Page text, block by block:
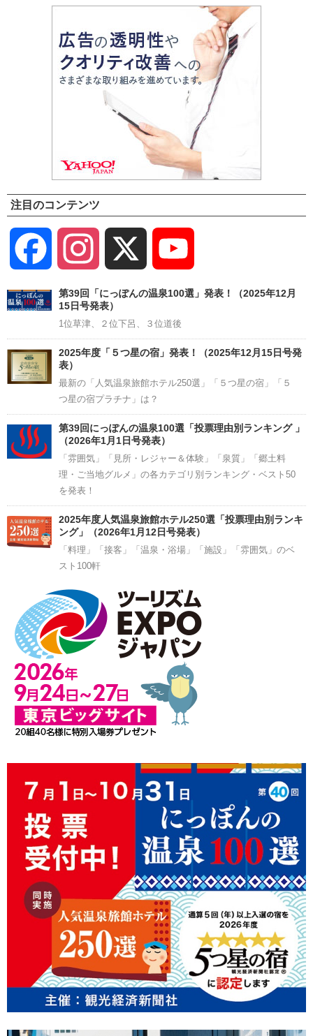
注目のコンテンツ
Facebook Instagram
Channel
第39回「にっぽんの温泉100選」発表！（2025年12月
15日号発表）
1位草津、２位下呂、３位道後
2025年度「５つ星の宿」発表！（2025年12月15日号発
表）
最新の「人気温泉旅館ホテル250選」「５つ星の宿」「５
つ星の宿プラチナ」は？
第39回にっぽんの温泉100選「投票理由別ランキング 」
（2026年1月1日号発表）
「雰囲気」「見所・レジャー＆体験」「泉質」「郷土料
理・ご当地グルメ」の各カテゴリ別ランキング・ベスト50
を発表！
2025年度人気温泉旅館ホテル250選「投票理由別ランキ
ング」（2026年1月12日号発表）
「料理」「接客」「温泉・浴場」「施設」「雰囲気」のベ
スト100軒